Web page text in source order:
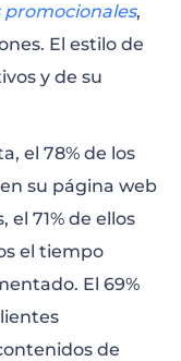
promocionales,
El estilo de
y de su
el 78% de los
su página web
71% de ellos
el tiempo
El 69%
de